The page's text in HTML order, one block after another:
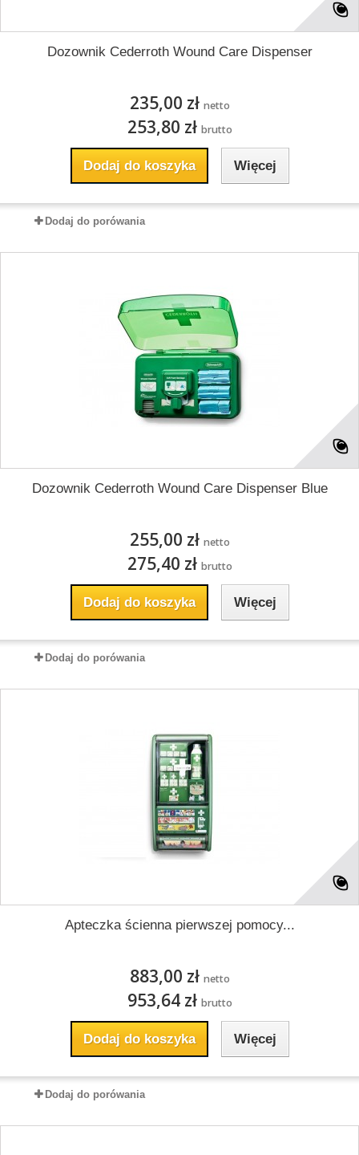
Dozownik Cederroth Wound Care Dispenser
235,00 zł netto
253,80 zł brutto
Dodaj do koszyka Więcej
Dodaj do porówania
Dozownik Cederroth Wound Care Dispenser Blue
255,00 zł netto
275,40 zł brutto
Dodaj do koszyka Więcej
Dodaj do porówania
Apteczka ścienna pierwszej pomocy...
883,00 zł netto
953,64 zł brutto
Dodaj do koszyka Więcej
Dodaj do porówania